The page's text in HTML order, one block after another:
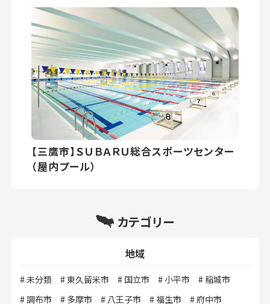
【三鷹市】ＳＵＢＡＲＵ総合スポーツセンター
（屋内プール）
カテゴリー
地域
未分類 東久留米市 国立市 小平市
稲城市
調布市
多摩市 八王子市 福生市
府中市